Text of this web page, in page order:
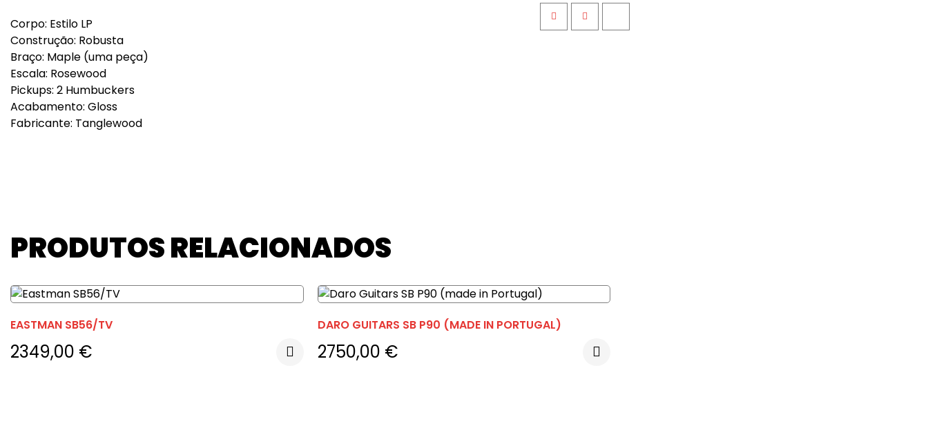
FacebookTwitterGoogle+
Corpo: Estilo LP
Construção: Robusta
Braço: Maple (uma peça)
Escala: Rosewood
Pickups: 2 Humbuckers
Acabamento: Gloss
Fabricante: Tanglewood
PRODUTOS RELACIONADOS
EASTMAN SB56/TV
2349,00 €
DARO GUITARS SB P90 (MADE IN PORTUGAL)
2750,00 €